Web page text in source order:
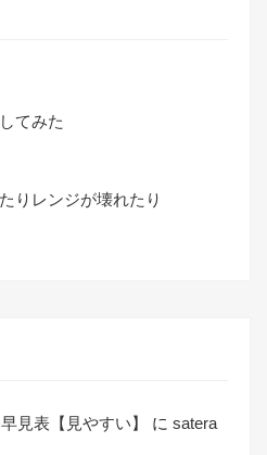
てみた
りレンジが壊れたり
見表【見やすい】 に satera